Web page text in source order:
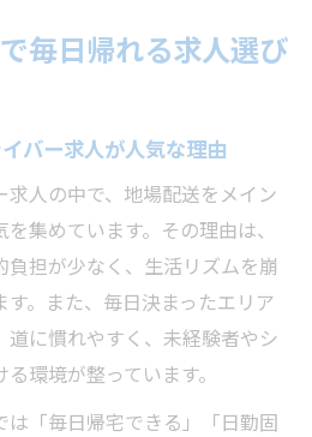
毎日帰れる求人選び
バー求人が人気な理由
人の中で、地場配送をメイン
集めています。その理由は、
担が少なく、生活リズムを崩
す。また、毎日決まったエリア
道に慣れやすく、未経験者やシ
環境が整っています。
は「毎日帰宅できる」「日勤固